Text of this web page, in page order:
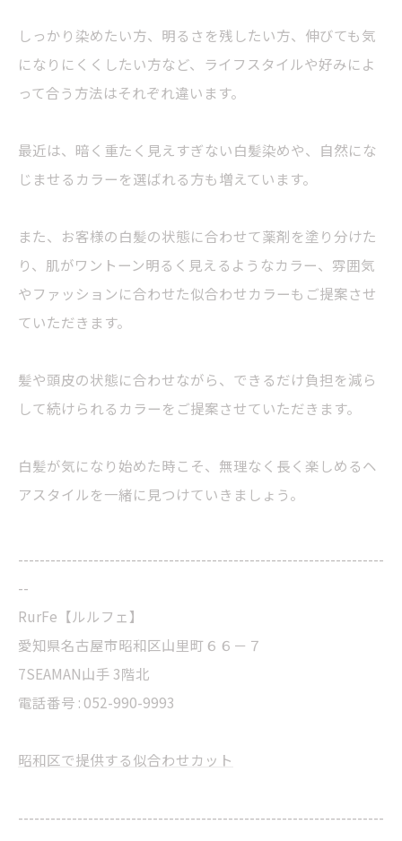
しっかり染めたい方、明るさを残したい方、伸びても気
になりにくくしたい方など、ライフスタイルや好みによ
って合う方法はそれぞれ違います。
最近は、暗く重たく見えすぎない白髪染めや、自然にな
じませるカラーを選ばれる方も増えています。
また、お客様の白髪の状態に合わせて薬剤を塗り分けた
り、肌がワントーン明るく見えるようなカラー、雰囲気
やファッションに合わせた似合わせカラーもご提案させ
ていただきます。
髪や頭皮の状態に合わせながら、できるだけ負担を減ら
して続けられるカラーをご提案させていただきます。
白髪が気になり始めた時こそ、無理なく長く楽しめるヘ
アスタイルを一緒に見つけていきましょう。
--------------------------------------------------------------------
--
RurFe【ルルフェ】
愛知県名古屋市昭和区山里町６６－７
7SEAMAN山手 3階北
電話番号 : 052-990-9993
昭和区で提供する似合わせカット
--------------------------------------------------------------------